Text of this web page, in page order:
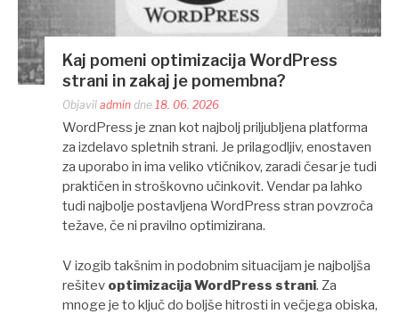
Kaj pomeni optimizacija WordPress
strani in zakaj je pomembna?
Objavil admin dne 18. 06. 2026
WordPress je znan kot najbolj priljubljena platforma
za izdelavo spletnih strani. Je prilagodljiv, enostaven
za uporabo in ima veliko vtičnikov, zaradi česar je tudi
praktičen in stroškovno učinkovit. Vendar pa lahko
tudi najbolje postavljena WordPress stran povzroča
težave, če ni pravilno optimizirana.
V izogib takšnim in podobnim situacijam je najboljša
rešitev optimizacija WordPress strani. Za
mnoge je to ključ do boljše hitrosti in večjega obiska,